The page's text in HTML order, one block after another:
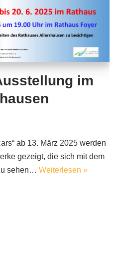
im
ab 13. März 2025 werden
gezeigt, die sich mit dem
sehen… Weiterlesen »